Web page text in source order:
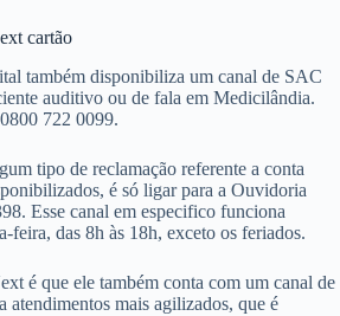
cartão
também disponibiliza um canal de SAC
auditivo ou de fala em Medicilândia.
722 0099.
tipo de reclamação referente a conta
é só ligar para a Ouvidoria
Esse canal em especifico funciona
feira, das 8h às 18h, exceto os feriados.
é que ele também conta com um canal de
mais agilizados, que é